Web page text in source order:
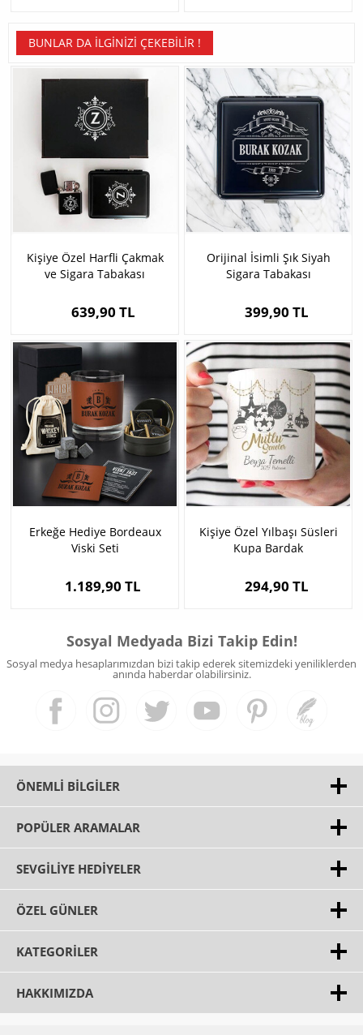
BUNLAR DA İLGINIZI ÇEKEBILIR !
Kişiye Özel Harfli Çakmak
ve Sigara Tabakası
639,90 TL
Orijinal İsimli Şık Siyah
Sigara Tabakası
399,90 TL
Erkeğe Hediye Bordeaux
Viski Seti
1.189,90 TL
Kişiye Özel Yılbaşı Süsleri
Kupa Bardak
294,90 TL
Sosyal Medyada Bizi Takip Edin!
Sosyal medya hesaplarımızdan bizi takip ederek sitemizdeki yeniliklerden
anında haberdar olabilirsiniz.
ÖNEMLI BILGILER
POPÜLER ARAMALAR
SEVGILIYE HEDIYELER
ÖZEL GÜNLER
KATEGORILER
HAKKIMIZDA